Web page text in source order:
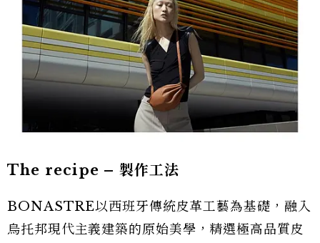
The recipe – 製作工法
BONASTRE以西班牙傳統皮革工藝為基礎，融入
烏托邦現代主義建築的原始美學，精選極高品質皮